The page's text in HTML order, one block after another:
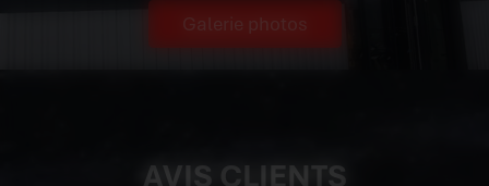
Galerie photos
AVIS CLIENTS